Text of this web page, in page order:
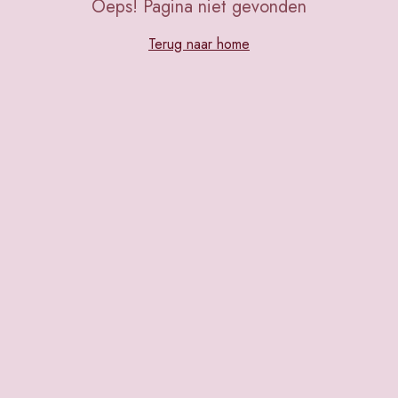
Oeps! Pagina niet gevonden
Terug naar home